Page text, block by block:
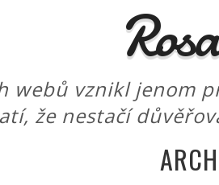
webů vznikl jenom
že nestačí